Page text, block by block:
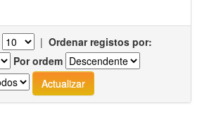
| Ordenar registos por:
Por ordem